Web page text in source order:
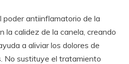
poder antiinflamatorio de la
la calidez de la canela, creando
a aliviar los dolores de
No sustituye el tratamiento